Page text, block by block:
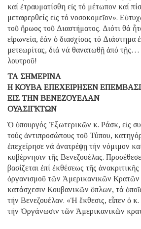
καί ἐτραυματίσθη εἰς τό μέτωπον καί
μεταφερθείς εἰς τό νοσοκομεῖον».
τοῦ ἥρωος τοῦ Διαστήματος. Διότι θά
εἰρωνεία, ἐάν ὁ διασχίσας τό Διάστημα
μετεωρίτας, διά νά θανατωθῇ ἀπό τῇς…
λουτροῦ!
ΤΑ ΣΗΜΕΡΙΝΑ
Η ΚΟΥΒΑ ΕΠΕΧΕΙΡΗΣΕΝ
ΕΙΣ ΤΗΝ ΒΕΝΕΖΟΥΕΛΑΝ
ΟΥΑΣΙΓΚΤΩΝ
Ὁ ὑπουργός Ἐξωτερικῶν κ. Ράσκ, εἰς
τούς ἀντιπροσώπους τοῦ Τύπου,
ἐπεχείρησε νά ἀνατρέψῃ τήν νόμιμον
κυβέρνησιν τῆς Βενεζουέλας.
βασίζεται ἐπί ἐκθέσεως τῆς
ὀργανισμοῦ τῶν Ἀμερικανικῶν Κρατῶν
κατάσχεσιν Κουβανικῶν ὅπλων, τά
τήν Βενεζουέλαν. «Ἡ ἔκθεσις, εἶπεν ὁ
τήν Ὀργάνωσιν τῶν Ἀμερικανικῶν